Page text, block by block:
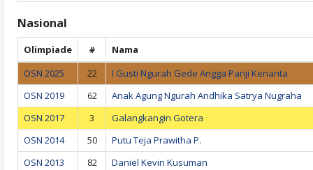
Nasional
Olimpiade #
Nama
OSN 2025
22
I Gusti Ngurah Gede Angga Panji Kenanta
OSN 2019
62
Anak Agung Ngurah Andhika Satrya Nugraha
OSN 2017
3
Galangkangin Gotera
OSN 2014
50
Putu Teja Prawitha P.
OSN 2013
82
Daniel Kevin Kusuman